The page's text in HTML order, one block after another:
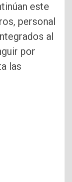
este
personal
al
por
las